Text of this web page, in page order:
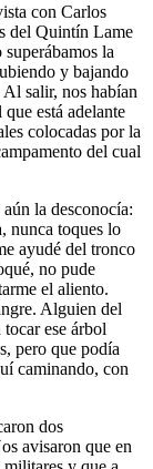
con Carlos
del Quintín Lame
la
y bajando
salir, nos habían
está adelante
colocadas por la
del cual
la desconocía:
nunca toques lo
ayudé del tronco
no pude
el aliento.
Alguien del
ese árbol
pero que podía
caminando, con
dos
avisaron que en